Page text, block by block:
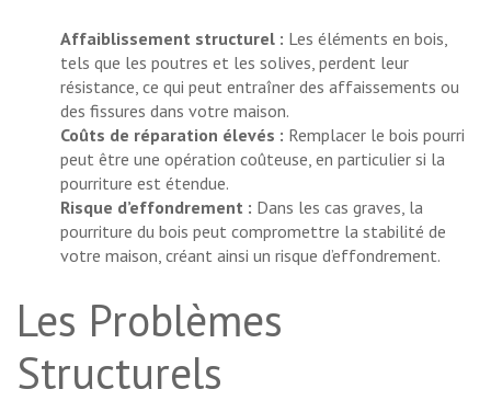
Affaiblissement structurel : Les éléments en bois,
tels que les poutres et les solives, perdent leur
résistance, ce qui peut entraîner des affaissements ou
des fissures dans votre maison.
Coûts de réparation élevés : Remplacer le bois pourri
peut être une opération coûteuse, en particulier si la
pourriture est étendue.
Risque d’effondrement : Dans les cas graves, la
pourriture du bois peut compromettre la stabilité de
votre maison, créant ainsi un risque d’effondrement.
Les Problèmes
Structurels